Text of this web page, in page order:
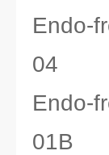
Endo-
04
Endo-
01B